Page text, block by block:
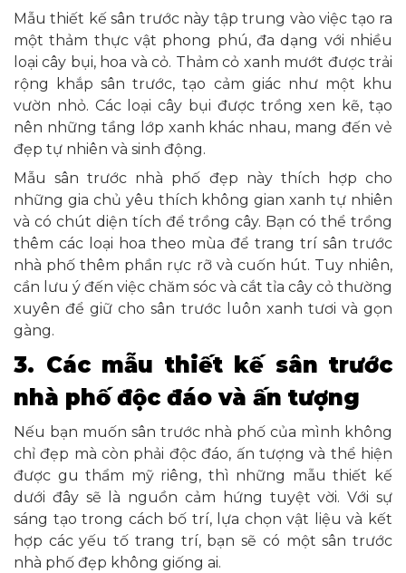
Mẫu thiết kế sân trước này tập trung vào việc tạo ra
một thảm thực vật phong phú, đa dạng với nhiều
loại cây bụi, hoa và cỏ. Thảm cỏ xanh mướt được trải
rộng khắp sân trước, tạo cảm giác như một khu
vườn nhỏ. Các loại cây bụi được trồng xen kẽ, tạo
nên những tầng lớp xanh khác nhau, mang đến vẻ
đẹp tự nhiên và sinh động.
Mẫu sân trước nhà phố đẹp này thích hợp cho
những gia chủ yêu thích không gian xanh tự nhiên
và có chút diện tích để trồng cây. Bạn có thể trồng
thêm các loại hoa theo mùa để trang trí sân trước
nhà phố thêm phần rực rỡ và cuốn hút. Tuy nhiên,
cần lưu ý đến việc chăm sóc và cắt tỉa cây cỏ thường
xuyên để giữ cho sân trước luôn xanh tươi và gọn
gàng.
3. Các mẫu thiết kế sân trước
nhà phố độc đáo và ấn tượng
Nếu bạn muốn sân trước nhà phố của mình không
chỉ đẹp mà còn phải độc đáo, ấn tượng và thể hiện
được gu thẩm mỹ riêng, thì những mẫu thiết kế
dưới đây sẽ là nguồn cảm hứng tuyệt vời. Với sự
sáng tạo trong cách bố trí, lựa chọn vật liệu và kết
hợp các yếu tố trang trí, bạn sẽ có một sân trước
nhà phố đẹp không giống ai.